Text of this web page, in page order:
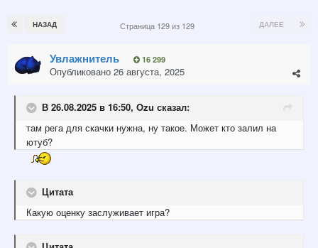
НАЗАД ДАЛЕЕ
Страница 129 из 129
Увлажнитель 16 299
Опубликовано 26 августа, 2025
В 26.08.2025 в 16:50, Ozu сказал:
там рега для скачки нужна, ну такое. Может кто залил на
ютуб?
Цитата
Какую оценку заслуживает игра?